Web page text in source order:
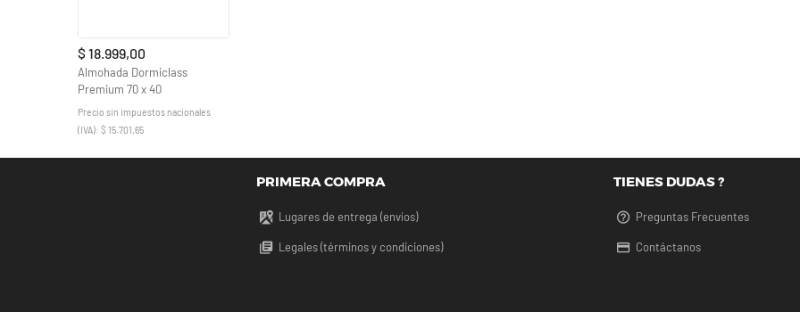
$ 18.999,00
Almohada Dormiclass
Premium 70 x 40
Precio sin impuestos nacionales
(IVA): $ 15.701,65
PRIMERA COMPRA
Lugares de entrega (envíos)
Legales (términos y condiciones)
TIENES DUDAS ?
Preguntas Frecuentes
Contáctanos